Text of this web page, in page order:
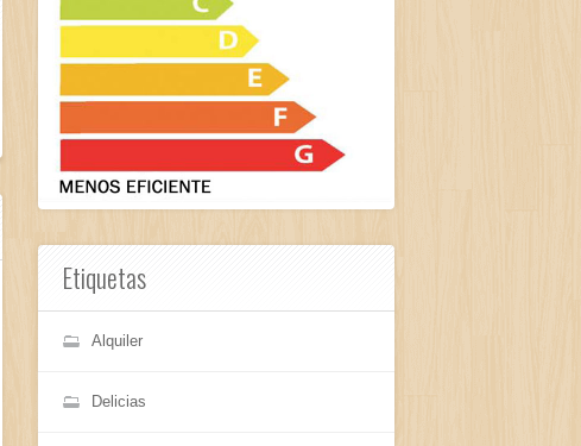
Etiquetas
Alquiler
Delicias